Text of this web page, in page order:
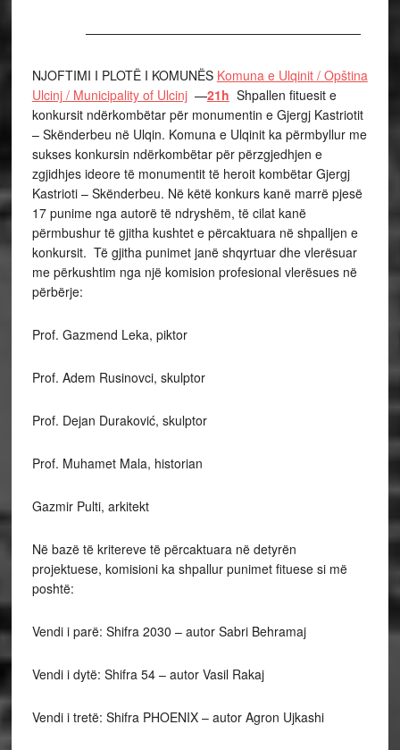
——————————————————————
NJOFTIMI I PLOTË I KOMUNËS Komuna e Ulqinit / Opština
Ulcinj / Municipality of Ulcinj—21h Shpallen fituesit e
konkursit ndërkombëtar për monumentin e Gjergj Kastriotit
– Skënderbeu në Ulqin. Komuna e Ulqinit ka përmbyllur me
sukses konkursin ndërkombëtar për përzgjedhjen e
zgjidhjes ideore të monumentit të heroit kombëtar Gjergj
Kastrioti – Skënderbeu. Në këtë konkurs kanë marrë pjesë
17 punime nga autorë të ndryshëm, të cilat kanë
përmbushur të gjitha kushtet e përcaktuara në shpalljen e
konkursit. Të gjitha punimet janë shqyrtuar dhe vlerësuar
me përkushtim nga një komision profesional vlerësues në
përbërje:
Prof. Gazmend Leka, piktor
Prof. Adem Rusinovci, skulptor
Prof. Dejan Duraković, skulptor
Prof. Muhamet Mala, historian
Gazmir Pulti, arkitekt
Në bazë të kritereve të përcaktuara në detyrën
projektuese, komisioni ka shpallur punimet fituese si më
poshtë:
Vendi i parë: Shifra 2030 – autor Sabri Behramaj
Vendi i dytë: Shifra 54 – autor Vasil Rakaj
Vendi i tretë: Shifra PHOENIX – autor Agron Ujkashi